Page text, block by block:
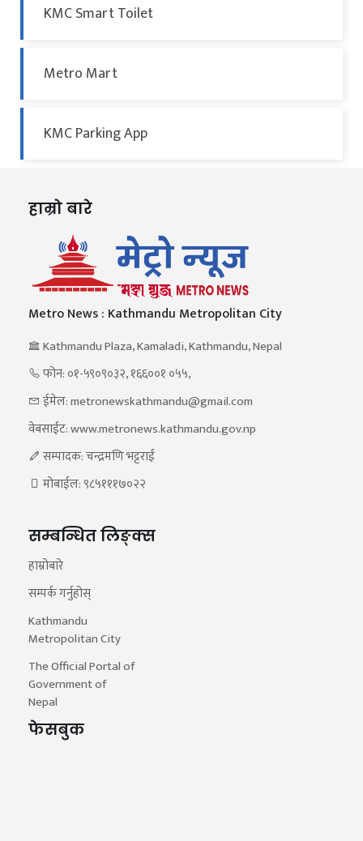
KMC Smart Toilet
Metro Mart
KMC Parking App
हाम्रो बारे
Metro News : Kathmandu Metropolitan City
Kathmandu Plaza, Kamaladi, Kathmandu, Nepal
फोन: ०१-५९०९०३२, १६६००१ ०५५,
ईमेल: metronewskathmandu@gmail.com
वेबसाईट: www.metronews.kathmandu.gov.np
सम्पादक: चन्द्रमणि भट्टराई
मोबाईल: ९८५१११७०२२
सम्बन्धित लिङ्क्स
हाम्रोबारे
सम्पर्क गर्नुहोस्
Kathmandu
Metropolitan City
The Official Portal of
Government of
Nepal
फेसबुक